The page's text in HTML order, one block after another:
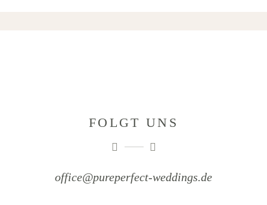
FOLGT UNS
office@pureperfect-weddings.de